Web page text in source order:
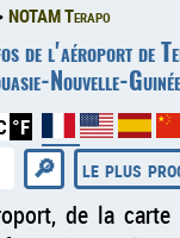
NOTAM Terapo
de l'aéroport de
Nouvelle-
°F
le plus
de la